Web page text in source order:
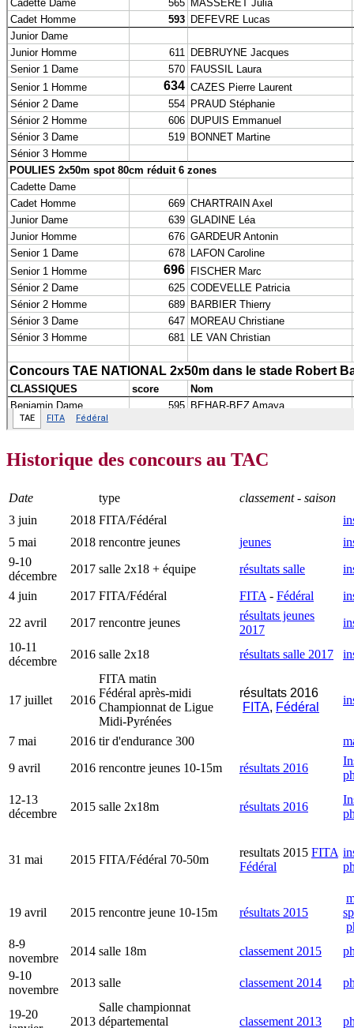
Historique des concours au TAC
Date type
classement - saison
3 juin
2018 FITA/Fédéral
5 mai
2018 rencontre jeunes jeunes
9-10
décembre
2017 salle 2x18 + équipe résultats salle
4 juin
2017 FITA/Fédéral FITA - Fédéral
22 avril
2017 rencontre jeunes
résultats jeunes
2017
10-11
décembre
2016 salle 2x18 résultats salle 2017
17 juillet 2016
FITA matin
Fédéral après-midi
Championnat de Ligue
Midi-Pyrénées
résultats 2016
FITA, Fédéral
7 mai 2016 tir d'endurance 300
9 avril
2016 rencontre jeunes 10-15m résultats 2016
12-13
décembre
2015 salle 2x18m résultats 2016
31 mai 2015 FITA/Fédéral 70-50m
resultats 2015 FITA
Fédéral
19 avril 2015 rencontre jeune 10-15m résultats 2015
8-9
novembre
2014 salle 18m classement 2015
9-10
novembre
2013 salle classement 2014
19-20
2013
Salle championnat
départemental
classement 2013